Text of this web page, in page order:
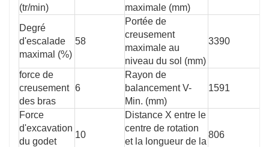
(tr/min)
maximale (mm)
Degré
d'escalade
maximal (%)
58
Portée de
creusement
maximale au
niveau du sol (mm)
3390
force de
creusement
des bras
6
Rayon de
balancement V-
Min. (mm)
1591
Force
d'excavation
du godet
10
Distance X entre le
centre de rotation
et la longueur de la
806